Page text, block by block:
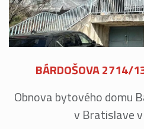
BÁRDOŠOVA 2714/
Obnova bytového domu
v Bratislave